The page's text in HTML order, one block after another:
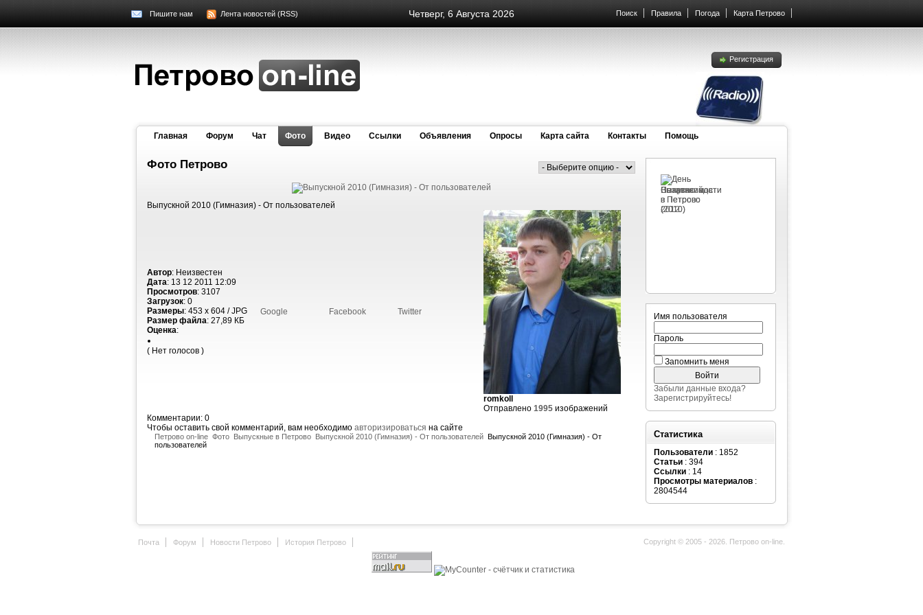
Четверг, 6 Августа 2026
Пишите нам Лента новостей (RSS) Поиск Правила Погода Карта Петрово
Регистрация
Главная Форум Чат Фото Видео Cсылки Объявления Опросы Карта сайта Контакты Помощь
Фото Петрово
Выпускной 2010 (Гимназия) - От пользователей
Автор: Неизвестен
Дата: 13 12 2011 12:09
Просмотров: 3107
Загрузок: 0
Размеры: 453 x 604 / JPG
Размер файла: 27,89 КБ
Оценка:
( Нет голосов )
Google Facebook Twitter
romkoll
Отправлено 1995 изображений
Комментарии: 0
Чтобы оставить свой комментарий, вам необходимо авторизироваться на сайте
Петрово on-line Фото Выпускные в Петрово Выпускной 2010 (Гимназия) - От пользователей Выпускной 2010 (Гимназия) - От
пользователей
Имя пользователя
Пароль
Запомнить меня
Забыли данные входа?
Зарегистрируйтесь!
Статистика
Пользователи : 1852
Статьи : 394
Ссылки : 14
Просмотры материалов :
2804544
Почта Форум Новости Петрово История Петрово Copyright © 2005 - 2026. Петрово on-line.